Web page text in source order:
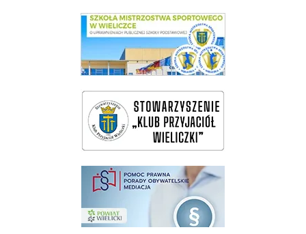
link do SMS Wieliczka
wieliczka-wieliczanie na bis
pomoc prawna wieliczka